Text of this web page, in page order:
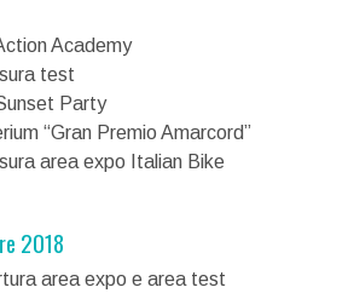
Academy
test
Party
“Gran Premio Amarcord”
area expo Italian Bike
2018
area expo e area test